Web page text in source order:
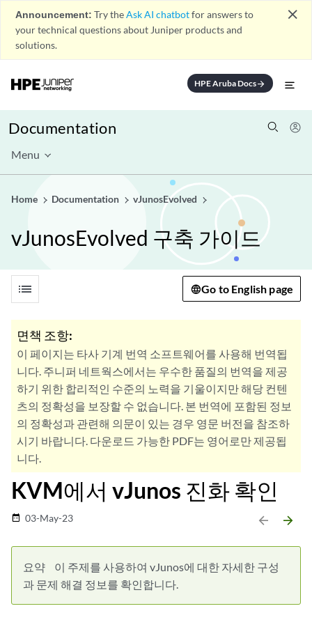
Announcement: Try theAsk AI chatbotfor answers to
your technical questions about Juniper products and
solutions.
close
HPE Aruba Docsarrow_forward
Documentation
Menu
Home Documentation vJunosEvolved
vJunosEvolved 구축 가이드
list Go to English page
면책 조항:
이 페이지는 타사 기계 번역 소프트웨어를 사용해 번역됩
니다. 주니퍼 네트웍스에서는 우수한 품질의 번역을 제공
하기 위한 합리적인 수준의 노력을 기울이지만 해당 컨텐
츠의 정확성을 보장할 수 없습니다. 본 번역에 포함된 정보
의 정확성과 관련해 의문이 있는 경우 영문 버전을 참조하
시기 바랍니다. 다운로드 가능한 PDF는 영어로만 제공됩
니다.
KVM에서 vJunos 진화 확인
date_range 03-May-23 arrow_backward arrow_forward
요약
이 주제를 사용하여 vJunos에 대한 자세한 구성
과 문제 해결 정보를 확인합니다.